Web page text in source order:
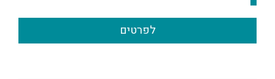
לפרטים